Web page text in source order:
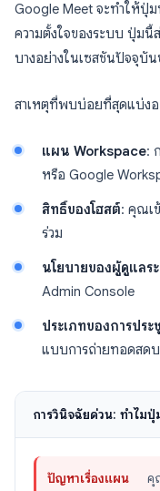
Google Meet จะทำให้ปุ่
ความตั้งใจของระบบ ปุ่ม
บางอย่างในเซสชันปัจจุบั
สาเหตุที่พบบ่อยที่สุดแบ่งอ
แผน Workspace:
หรือ Google
สิทธิ์ของโฮสต์: คุณเ
ร่วม
นโยบายของผู้ดูแลร
Admin Console
ประเภทของการประ
แบบการถ่ายทอดสด
การวินิจฉัยด่วน: ทำไมปุ่
ปัญหาเรื่องแผน
คุ